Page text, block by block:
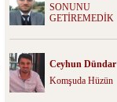
SONUNU
GETİREMEDİK
Ceyhun Dündar
Komşuda Hüzün